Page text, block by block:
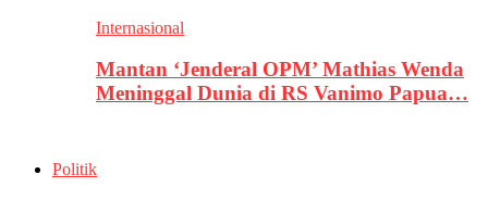
Internasional
Mantan ‘Jenderal OPM’ Mathias Wenda
Meninggal Dunia di RS Vanimo Papua…
Politik